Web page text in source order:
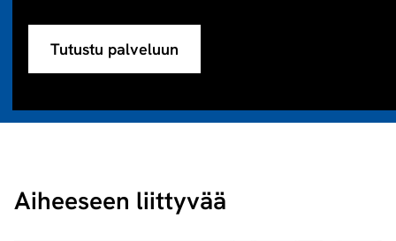
Tutustu palveluun
Aiheeseen liittyvää